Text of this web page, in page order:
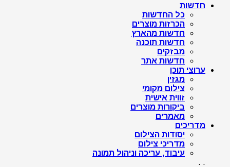
חדשות
כל החדשות
הכרזות מוצרים
חדשות מהארץ
חדשות תוכנה
מבזקים
חדשות אתר
ערוצי תוכן
מגזין
צילום מקומי
זווית אישית
ביקורות מוצרים
מאמרים
מדריכים
יסודות הצילום
מדריכי צילום
עיבוד, עריכה וניהול תמונה
. .